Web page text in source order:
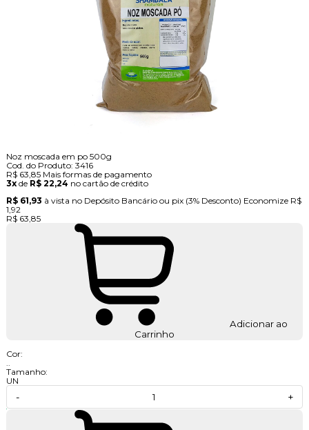
Noz moscada em po 500g
Cod. do Produto: 3416
R$ 63,85 Mais formas de pagamento
3xde R$ 22,24 no cartão de crédito
R$ 61,93 à vista no Depósito Bancário ou pix (3% Desconto) Economize R$
1,92
R$ 63,85
Adicionar ao
Carrinho
Cor:
Tamanho:
UN
- +